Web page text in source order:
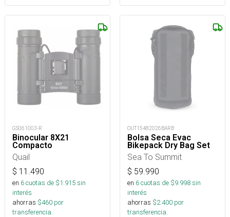
GS061003-R
Binocular 8X21
Compacto
Quail
$ 11.490
en 6cuotas de $1.915sin
interés
ahorras $460 por
transferencia.
OUT15482026BARB
Bolsa Seca Evac
Bikepack Dry Bag Set
Sea To Summit
$ 59.990
en 6cuotas de $9.998sin
interés
ahorras $2.400 por
transferencia.